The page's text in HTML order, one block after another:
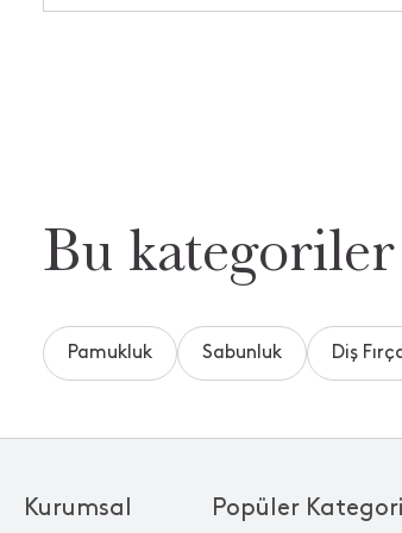
Bu
Pamukluk Sabunluk Diş
Popüler
Kurumsal